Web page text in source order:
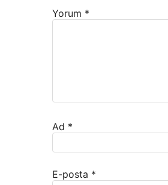
Yorum *
Ad *
E-posta *